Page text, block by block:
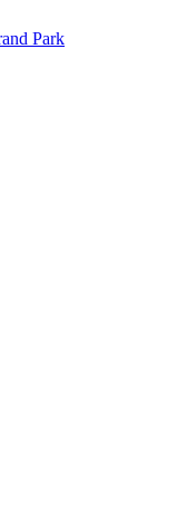
Park